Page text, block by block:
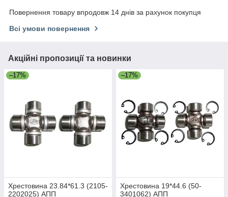
Повернення товару впродовж 14 днів за рахунок покупця
Всі умови повернення
Акційні пропозиції та новинки
–17%
Хрестовина 23.84*61.3 (2105-
2202025) АПП
–17%
Хрестовина 19*44.6 (50-
3401062) АПП